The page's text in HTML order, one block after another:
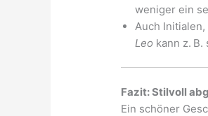
weniger ein
Auch
Leo kann z.
Fazit: Stilvoll
Ein schöner